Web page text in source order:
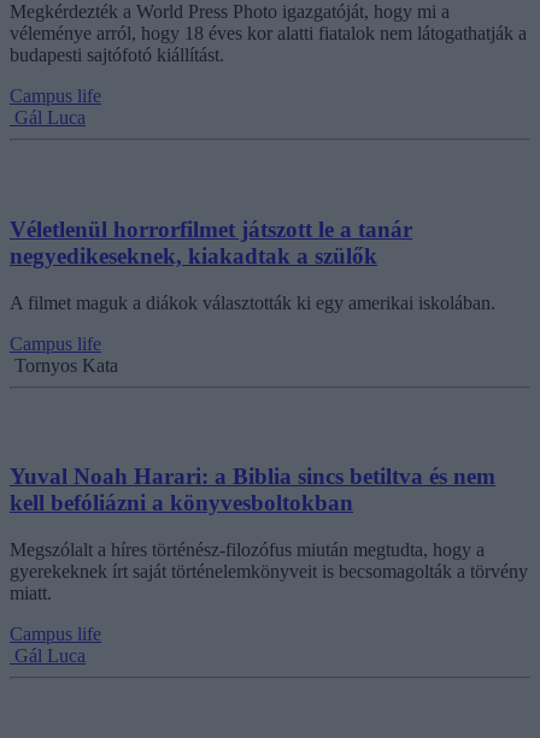
Megkérdezték a World Press Photo igazgatóját, hogy mi a
véleménye arról, hogy 18 éves kor alatti fiatalok nem látogathatják a
budapesti sajtófotó kiállítást.
Campus life
Gál Luca
Véletlenül horrorfilmet játszott le a tanár
negyedikeseknek, kiakadtak a szülők
A filmet maguk a diákok választották ki egy amerikai iskolában.
Campus life
Tornyos Kata
Yuval Noah Harari: a Biblia sincs betiltva és nem
kell befóliázni a könyvesboltokban
Megszólalt a híres történész-filozófus miután megtudta, hogy a
gyerekeknek írt saját történelemkönyveit is becsomagolták a törvény
miatt.
Campus life
Gál Luca